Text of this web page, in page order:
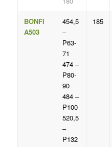
BONFI
A503
454,5
–
P63-
71
474 –
P80-
90
484 –
P100
520,5
–
P132
185